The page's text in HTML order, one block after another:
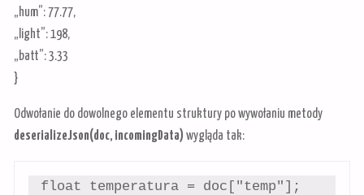
„hum”: 77.77,
„light”: 198,
„batt”: 3.33
}
Odwołanie do dowolnego elementu struktury po wywołaniu metody
deserializeJson(doc, incomingData) wygląda tak: